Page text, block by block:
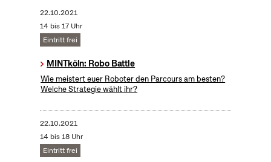
22.10.2021
14 bis 17 Uhr
Eintritt frei
MINTköln: Robo Battle
Wie meistert euer Roboter den Parcours am besten?
Welche Strategie wählt ihr?
22.10.2021
14 bis 18 Uhr
Eintritt frei